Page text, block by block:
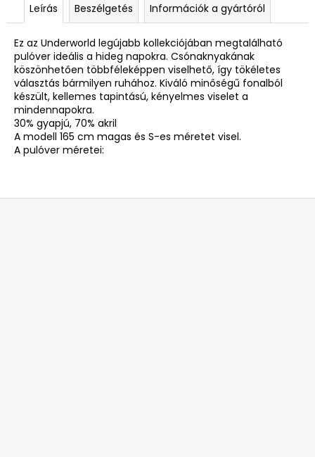
Leírás Beszélgetés Információk a gyártóról
Ez az Underworld legújabb kollekciójában megtalálható
pulóver ideális a hideg napokra. Csónaknyakának
köszönhetően többféleképpen viselhető, így tökéletes
választás bármilyen ruhához. Kiváló minőségű fonalból
készült, kellemes tapintású, kényelmes viselet a
mindennapokra.
30% gyapjú, 70% akril
A modell 165 cm magas és S-es méretet visel.
A pulóver méretei:
L